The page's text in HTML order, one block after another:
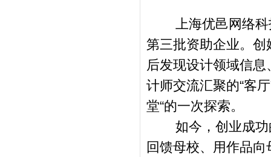
上海优邑网络
第三批资助企业。
后发现设计领域信
计师交流汇聚的“客厅
堂“的一次探索。
如今，创业成
回馈母校、用作品